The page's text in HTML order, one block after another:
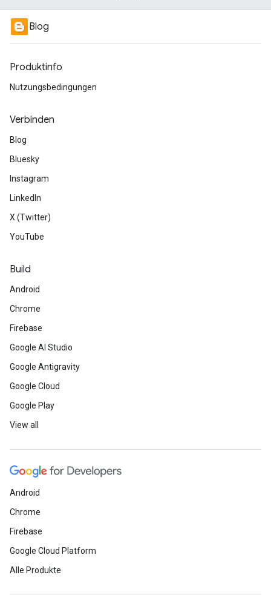
Blog
Produktinfo
Nutzungsbedingungen
Verbinden
Blog
Bluesky
Instagram
LinkedIn
X (Twitter)
YouTube
Build
Android
Chrome
Firebase
Google AI Studio
Google Antigravity
Google Cloud
Google Play
View all
Android
Chrome
Firebase
Google Cloud Platform
Alle Produkte